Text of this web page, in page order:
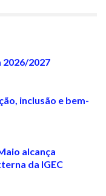
2026/2027
inclusão e bem-
alcança
da IGEC